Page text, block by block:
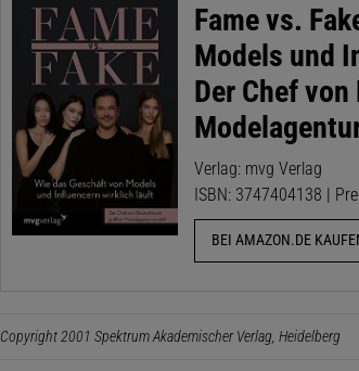
Fame vs.
Models und
Der Chef
Verlag: mvg Verlag
ISBN: 3747404138 |
BEI AMAZON.DE
Copyright 2001 Spektrum Akademischer Verlag, Heidelberg